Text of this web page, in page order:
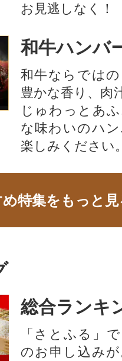
お見逃しなく！
和牛ハンバ
和牛ならでは
豊かな香り、肉
じゅわっとあ
な味わいのハ
楽しみください
特集をもっと
総合ランキ
「さとふる」
のお申し込み